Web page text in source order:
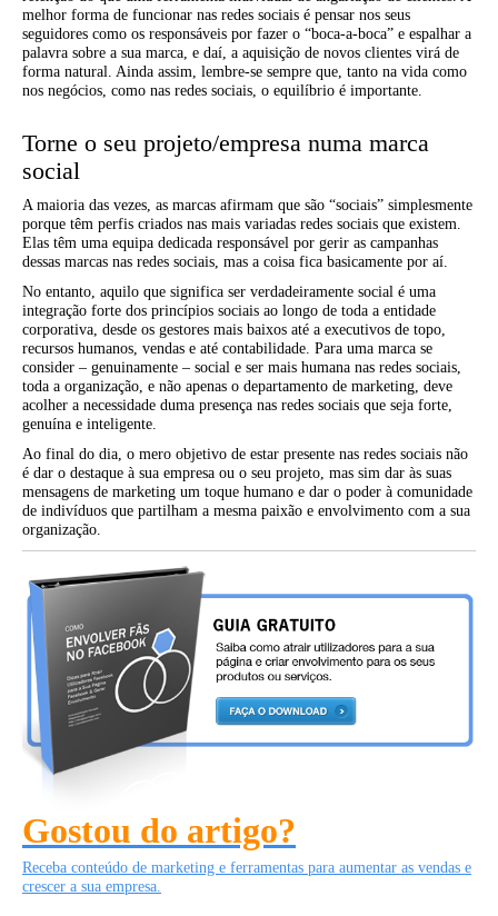
melhor forma de funcionar nas redes sociais é pensar nos seus
seguidores como os responsáveis por fazer o “boca-a-boca” e espalhar a
palavra sobre a sua marca, e daí, a aquisição de novos clientes virá de
forma natural. Ainda assim, lembre-se sempre que, tanto na vida como
nos negócios, como nas redes sociais, o equilíbrio é importante.
Torne o seu projeto/empresa numa marca
social
A maioria das vezes, as marcas afirmam que são “sociais” simplesmente
porque têm perfis criados nas mais variadas redes sociais que existem.
Elas têm uma equipa dedicada responsável por gerir as campanhas
dessas marcas nas redes sociais, mas a coisa fica basicamente por aí.
No entanto, aquilo que significa ser verdadeiramente social é uma
integração forte dos princípios sociais ao longo de toda a entidade
corporativa, desde os gestores mais baixos até a executivos de topo,
recursos humanos, vendas e até contabilidade. Para uma marca se
consider – genuinamente – social e ser mais humana nas redes sociais,
toda a organização, e não apenas o departamento de marketing, deve
acolher a necessidade duma presença nas redes sociais que seja forte,
genuína e inteligente.
Ao final do dia, o mero objetivo de estar presente nas redes sociais não
é dar o destaque à sua empresa ou o seu projeto, mas sim dar às suas
mensagens de marketing um toque humano e dar o poder à comunidade
de indivíduos que partilham a mesma paixão e envolvimento com a sua
organização.
Gostou do artigo?
Receba conteúdo de marketing e ferramentas para aumentar as vendas e
crescer a sua empresa.